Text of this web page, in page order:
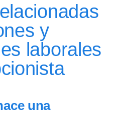
y
laborales
una